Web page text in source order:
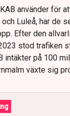
använder för
Luleå, har de
Efter den
stod trafiken
intäkter på 100
växte sig